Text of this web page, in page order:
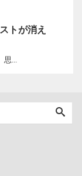
トが消え
...